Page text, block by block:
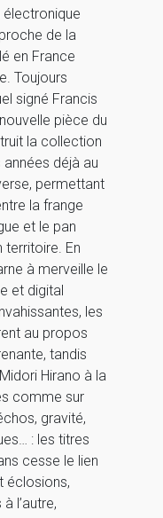
électronique
de la
en France
Toujours
signé Francis
pièce du
la collection
déjà au
permettant
la frange
et le pan
En
à merveille le
et digital
les
au propos
tandis
Hirano à la
comme sur
gravité,
: les titres
cesse le lien
éclosions,
l’autre,